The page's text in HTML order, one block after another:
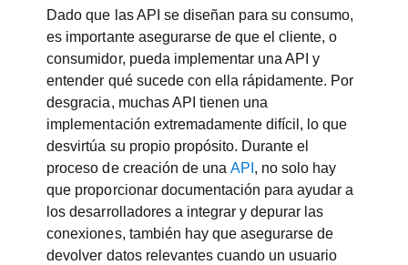
Dado que las API se diseñan para su consumo,
es importante asegurarse de que el cliente, o
consumidor, pueda implementar una API y
entender qué sucede con ella rápidamente. Por
desgracia, muchas API tienen una
implementación extremadamente difícil, lo que
desvirtúa su propio propósito. Durante el
proceso de creación de una API , no solo hay
que proporcionar documentación para ayudar a
los desarrolladores a integrar y depurar las
conexiones, también hay que asegurarse de
devolver datos relevantes cuando un usuario